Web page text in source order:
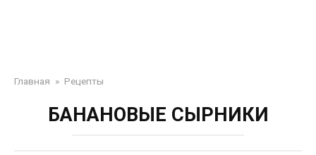
Главная » Рецепты
БАНАНОВЫЕ СЫРНИКИ